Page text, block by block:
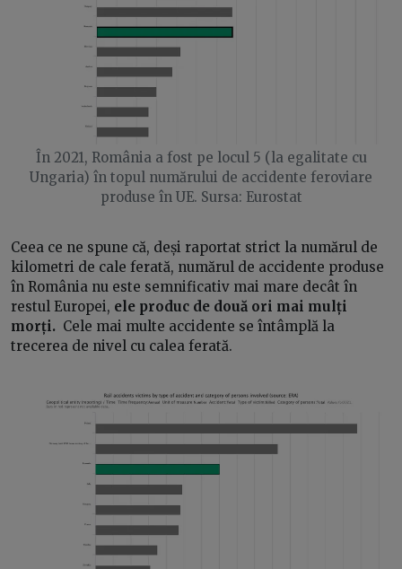
În 2021, România a fost pe locul 5 (la egalitate cu
Ungaria) în topul numărului de accidente feroviare
produse în UE. Sursa: Eurostat
Ceea ce ne spune că, deși raportat strict la numărul de
kilometri de cale ferată, numărul de accidente produse
în România nu este semnificativ mai mare decât în
restul Europei, ele produc de două ori mai mulți
morți. Cele mai multe accidente se întâmplă la
trecerea de nivel cu calea ferată.